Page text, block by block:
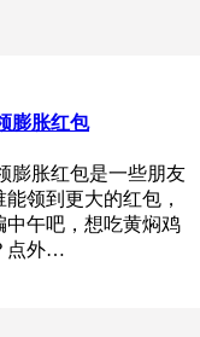
膨胀红包
膨胀红包是一些朋友
领到更大的红包，
中午吧，想吃黄焖鸡
点外…